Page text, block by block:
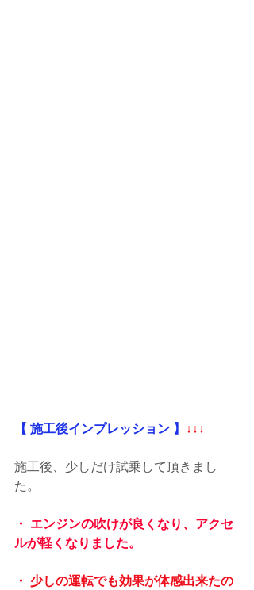
【 施工後インプレッション 】 ↓↓↓
施工後、少しだけ試乗して頂きまし
た。
・ エンジンの吹けが良くなり、アクセ
ルが軽くなりました。
・ 少しの運転でも効果が体感出来たの